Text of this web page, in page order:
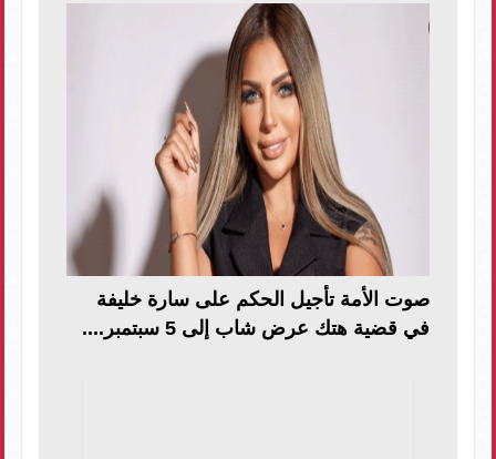
صوت الأمة تأجيل الحكم على سارة خليفة
في قضية هتك عرض شاب إلى 5 سبتمبر....